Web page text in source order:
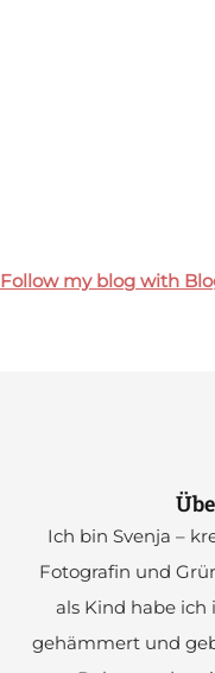
Follow my blog with
Ich bin Svenja –
Fotografin und
als Kind habe ich
gehämmert und